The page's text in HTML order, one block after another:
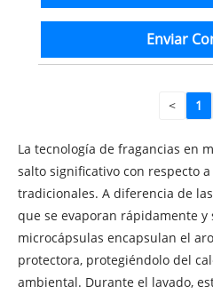
Enviar
< 1
La tecnología de fragancias en
salto significativo con respecto
tradicionales. A diferencia de
que se evaporan rápidamente y
microcápsulas encapsulan el
protectora, protegiéndolo del
ambiental. Durante el lavado,